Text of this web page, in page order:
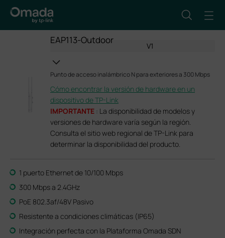
EAP113-Outdoor
V1
Punto de acceso inalámbrico N para exteriores a 300 Mbps
Cómo encontrar la versión de hardware en un
dispositivo de TP-Link
IMPORTANTE : La disponibilidad de modelos y
versiones de hardware varía según la región.
Consulta el sitio web regional de TP-Link para
determinar la disponibilidad del producto.
1 puerto Ethernet de 10/100 Mbps
300 Mbps a 2.4GHz
PoE 802.3af/48V Pasivo
Resistente a condiciones climáticas (IP65)
Integración perfecta con la Plataforma Omada SDN